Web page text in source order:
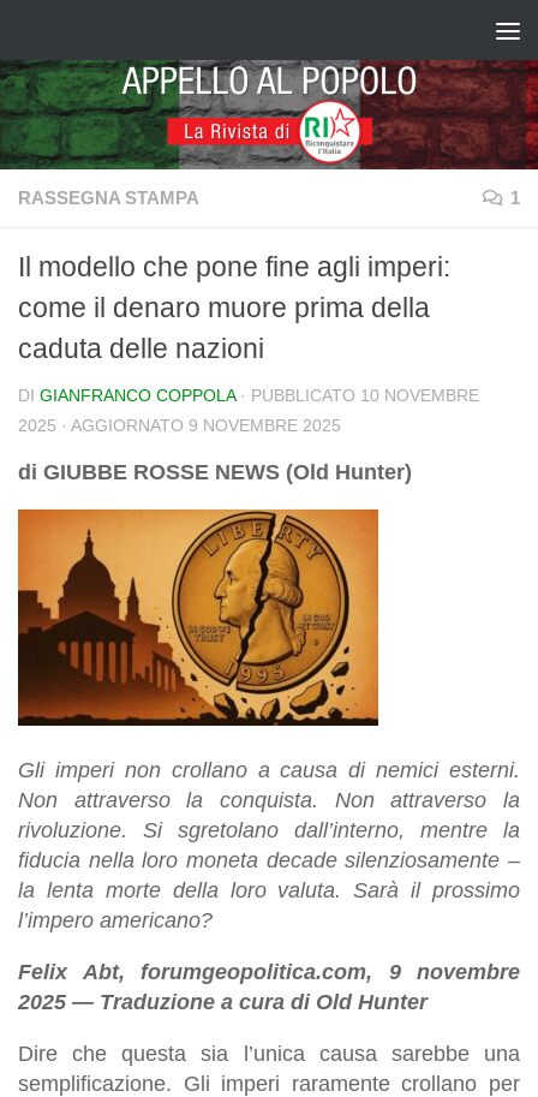
RASSEGNA STAMPA 1
Il modello che pone fine agli imperi:
come il denaro muore prima della
caduta delle nazioni
DI GIANFRANCO COPPOLA · PUBBLICATO 10 NOVEMBRE
2025 · AGGIORNATO 9 NOVEMBRE 2025
di GIUBBE ROSSE NEWS (Old Hunter)
Gli imperi non crollano a causa di nemici esterni.
Non attraverso la conquista. Non attraverso la
rivoluzione. Si sgretolano dall’interno, mentre la
fiducia nella loro moneta decade silenziosamente –
la lenta morte della loro valuta. Sarà il prossimo
l’impero americano?
Felix Abt, forumgeopolitica.com, 9 novembre
2025 — Traduzione a cura di Old Hunter
Dire che questa sia l’unica causa sarebbe una
semplificazione. Gli imperi raramente crollano per